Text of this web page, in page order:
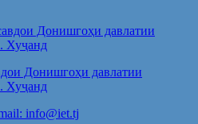
Донишгоҳи давлатии
Хуҷанд
info@iet.tj